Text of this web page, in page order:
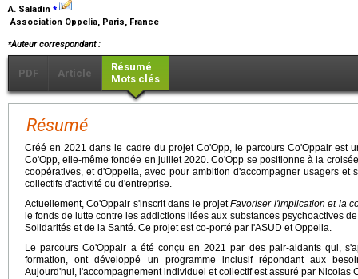
A. Saladin ⁎
Association Oppelia, Paris, France
⁎Auteur correspondant :
PDF Article
Résumé
Mots clés
Résumé
Créé en 2021 dans le cadre du projet Co'Opp, le parcours Co'Oppair est
Co'Opp, elle-même fondée en juillet 2020. Co'Opp se positionne à la
coopératives, et d'Oppelia, avec pour ambition d'accompagner usagers et
collectifs d'activité ou d'entreprise.
Actuellement, Co'Oppair s'inscrit dans le projetFavoriser l'implication et la
le fonds de lutte contre les addictions liées aux substances psychoactives
Solidarités et de la Santé. Ce projet est co-porté par l'ASUD et Oppelia.
Le parcours Co'Oppair a été conçu en 2021 par des pair-aidants qui,
formation, ont développé un programme inclusif répondant aux
Aujourd'hui, l'accompagnement individuel et collectif est assuré par Nicolas